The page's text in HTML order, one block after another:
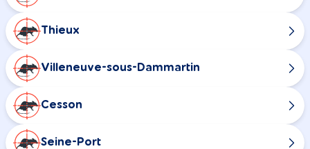
Thieux
Villeneuve-sous-Dammartin
Cesson
Seine-Port